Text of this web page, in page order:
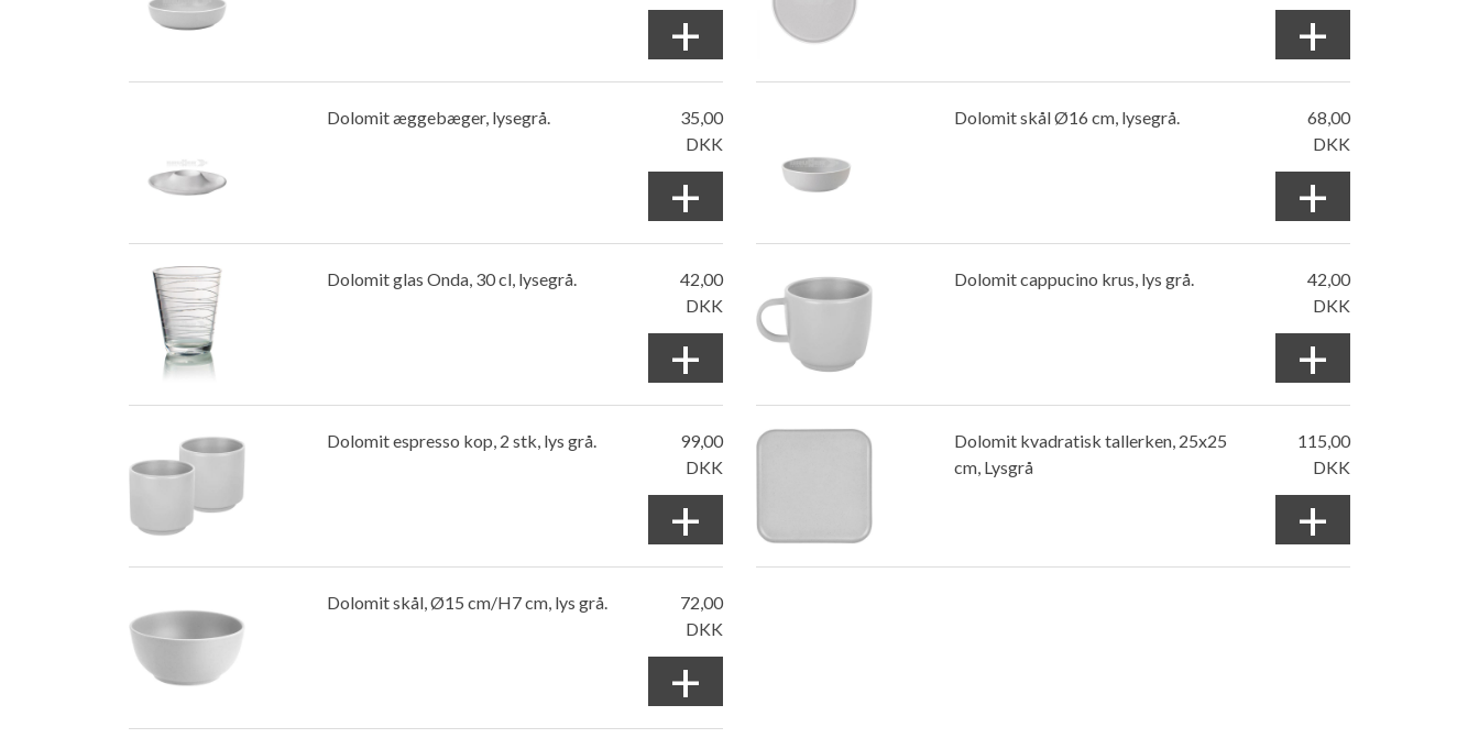
+ +
Dolomit æggebæger, lysegrå.
35,00
DKK
+
Dolomit skål Ø16 cm, lysegrå.
68,00
DKK
+
Dolomit glas Onda, 30 cl, lysegrå.
42,00
DKK
+
Dolomit cappucino krus, lys grå.
42,00
DKK
+
Dolomit espresso kop, 2 stk, lys grå.
99,00
DKK
+
Dolomit kvadratisk tallerken, 25x25
cm, Lysgrå
115,00
DKK
+
Dolomit skål, Ø15 cm/H7 cm, lys grå.
72,00
DKK
+